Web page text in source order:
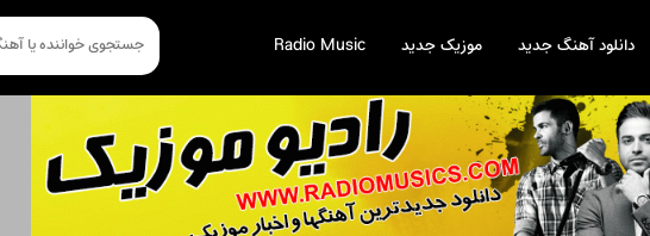
دانلود آهنگ جدید موزیک جدید Radio Music